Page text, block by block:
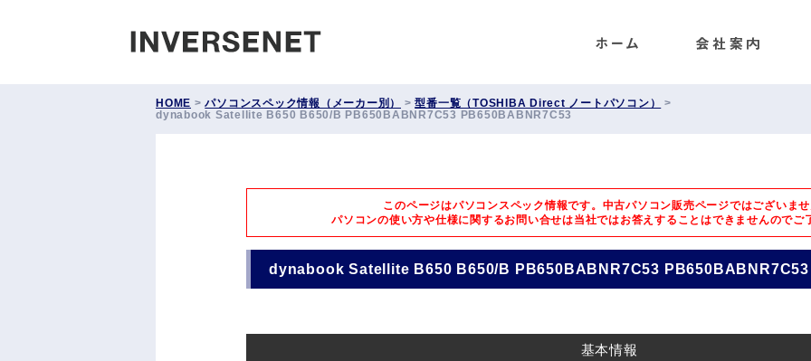
HOME >パソコンスペック情報（メーカー別） >型番一覧（TOSHIBA Direct ノートパソコン）
>
dynabook Satellite B650 B650/B PB650BABNR7C53 PB650BABNR7C53
このページはパソコンスペック情報です。中古パソコン販売ページではございま
パソコンの使い方や仕様に関するお問い合せは当社ではお答えすることはできませんのでご
dynabook Satellite B650 B650/B PB650BABNR7C53 PB650BABNR7C53
基本情報